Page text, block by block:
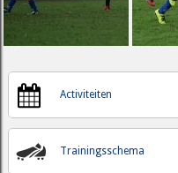
Activiteiten
Trainingsschema